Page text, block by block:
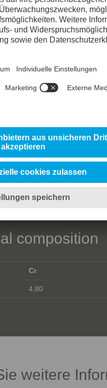
Formstabilität
composition
Cr
4,80
weitere